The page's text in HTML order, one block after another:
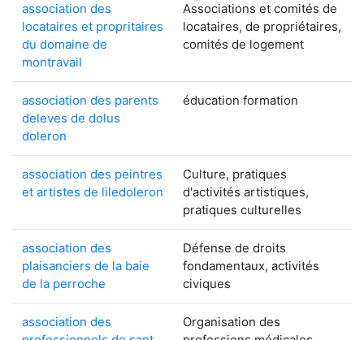
association des
locataires et propritaires
du domaine de
montravail
Associations et comités de
locataires, de propriétaires,
comités de logement
association des parents
deleves de dolus
doleron
éducation formation
association des peintres
et artistes de liledoleron
Culture, pratiques
d'activités artistiques,
pratiques culturelles
association des
plaisanciers de la baie
de la perroche
Défense de droits
fondamentaux, activités
civiques
association des
Organisation des